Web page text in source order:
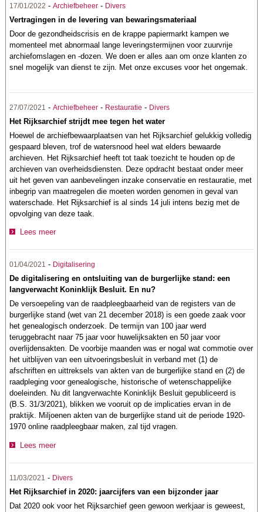
17/01/2022 -Archiefbeheer - Divers
Vertragingen in de levering van bewaringsmateriaal
Door de gezondheidscrisis en de krappe papiermarkt kampen we
momenteel met abnormaal lange leveringstermijnen voor zuurvrije
archiefomslagen en -dozen. We doen er alles aan om onze klanten zo
snel mogelijk van dienst te zijn. Met onze excuses voor het ongemak.
27/07/2021 -Archiefbeheer - Restauratie - Divers
Het Rijksarchief strijdt mee tegen het water
Hoewel de archiefbewaarplaatsen van het Rijksarchief gelukkig volledig
gespaard bleven, trof de watersnood heel wat elders bewaarde
archieven. Het Rijksarchief heeft tot taak toezicht te houden op de
archieven van overheidsdiensten. Deze opdracht bestaat onder meer
uit het geven van aanbevelingen inzake conservatie en restauratie, met
inbegrip van maatregelen die moeten worden genomen in geval van
waterschade. Het Rijksarchief is al sinds 14 juli intens bezig met de
opvolging van deze taak.
Lees meer
01/04/2021 - Digitalisering
De digitalisering en ontsluiting van de burgerlijke stand: een
langverwacht Koninklijk Besluit. En nu?
De versoepeling van de raadpleegbaarheid van de registers van de
burgerlijke stand (wet van 21 december 2018) is een goede zaak voor
het genealogisch onderzoek. De termijn van 100 jaar werd
teruggebracht naar 75 jaar voor huwelijksakten en 50 jaar voor
overlijdensakten. De voorbije maanden was er nogal wat commotie over
het uitblijven van een uitvoeringsbesluit in verband met (1) de
afschriften en uittreksels van akten van de burgerlijke stand en (2) de
raadpleging voor genealogische, historische of wetenschappelijke
doeleinden. Nu dit langverwachte Koninklijk Besluit gepubliceerd is
(B.S. 31/3/2021), blikken we vooruit op de implicaties ervan in de
praktijk. Miljoenen akten van de burgerlijke stand uit de periode 1920-
1970 online raadpleegbaar maken, zal tijd vragen.
Lees meer
11/03/2021 - Divers
Het Rijksarchief in 2020: jaarcijfers van een bijzonder jaar
Dat 2020 ook voor het Rijksarchief geen gewoon werkjaar is geweest,